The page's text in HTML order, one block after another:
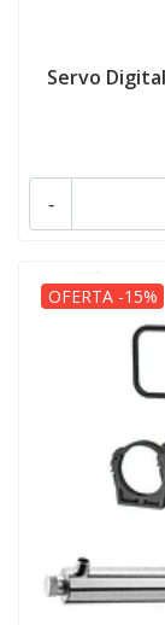
Servo
-
OFERTA -15%